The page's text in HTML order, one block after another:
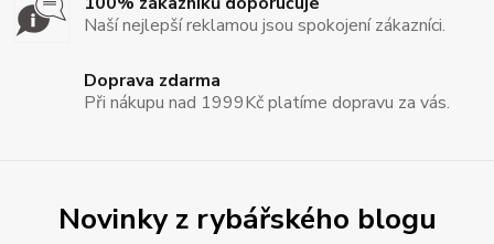
Naší nejlepší reklamou jsou spokojení zákazníci.
Doprava zdarma
Při nákupu nad 1999Kč platíme dopravu za vás.
Novinky z rybářského blogu